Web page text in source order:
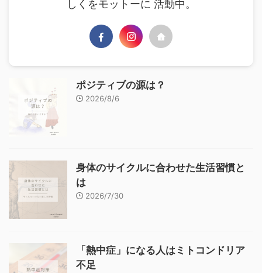
しくをモットーに 活動中。
ポジティブの源は？
2026/8/6
身体のサイクルに合わせた生活習慣と
は
2026/7/30
「熱中症」になる人はミトコンドリア
不足